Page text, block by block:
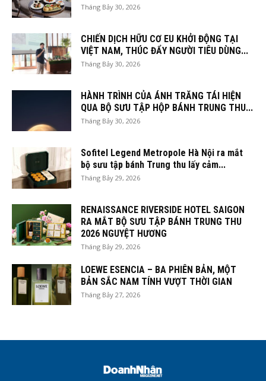
Tháng Bảy 30, 2026
CHIẾN DỊCH HỮU CƠ EU KHỞI ĐỘNG TẠI
VIỆT NAM, THÚC ĐẨY NGƯỜI TIÊU DÙNG...
Tháng Bảy 30, 2026
HÀNH TRÌNH CỦA ÁNH TRĂNG TÁI HIỆN
QUA BỘ SƯU TẬP HỘP BÁNH TRUNG THU...
Tháng Bảy 30, 2026
Sofitel Legend Metropole Hà Nội ra mắt
bộ sưu tập bánh Trung thu lấy cảm...
Tháng Bảy 29, 2026
RENAISSANCE RIVERSIDE HOTEL SAIGON
RA MẮT BỘ SƯU TẬP BÁNH TRUNG THU
2026 NGUYỆT HƯƠNG
Tháng Bảy 29, 2026
LOEWE ESENCIA – BA PHIÊN BẢN, MỘT
BẢN SẮC NAM TÍNH VƯỢT THỜI GIAN
Tháng Bảy 27, 2026